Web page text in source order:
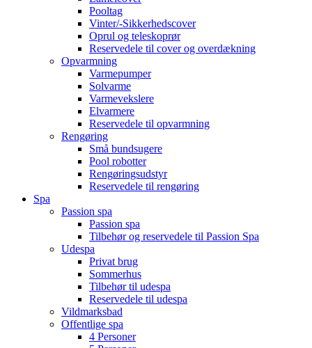
Pooltag
Vinter/-Sikkerhedscover
Oprul og teleskoprør
Reservedele til cover og overdækning
Opvarmning
Varmepumper
Solvarme
Varmevekslere
Elvarmere
Reservedele til opvarmning
Rengøring
Små bundsugere
Pool robotter
Rengøringsudstyr
Reservedele til rengøring
Spa
Passion spa
Passion spa
Tilbehør og reservedele til Passion Spa
Udespa
Privat brug
Sommerhus
Tilbehør til udespa
Reservedele til udespa
Vildmarksbad
Offentlige spa
4 Personer